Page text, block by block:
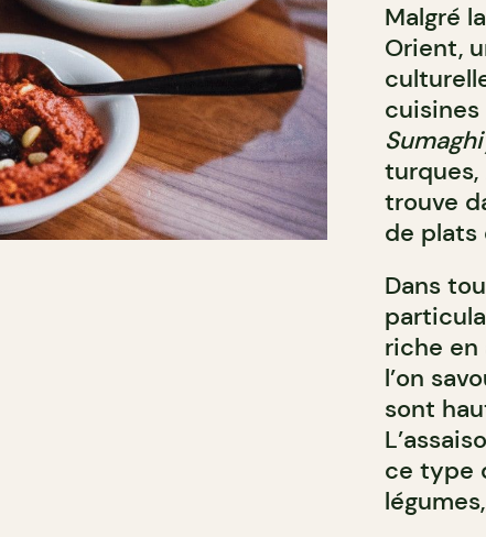
Malgré
Orient,
cuisines
turques,
trouve
de plats
Dans
riche en
l’on
sont
ce type